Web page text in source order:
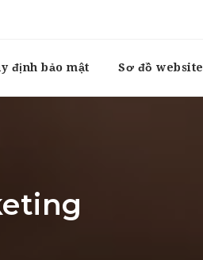
định bảo mật Sơ đồ website